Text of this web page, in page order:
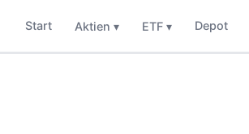
Start Aktien ▾ ETF ▾ Depot